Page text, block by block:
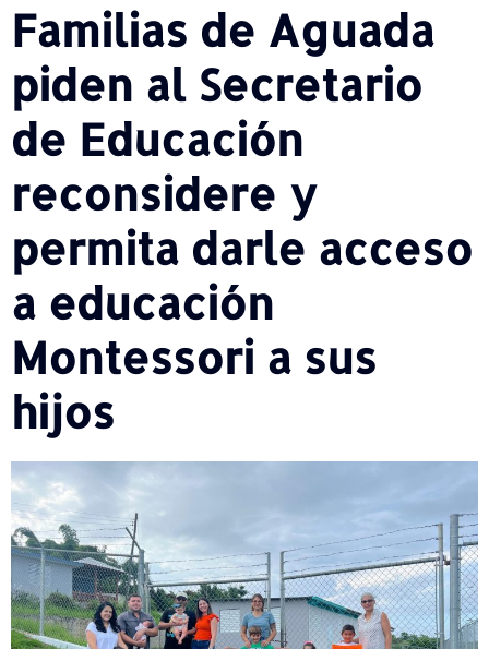
Familias de Aguada
piden al Secretario
de Educación
reconsidere y
permita darle acceso
a educación
Montessori a sus
hijos